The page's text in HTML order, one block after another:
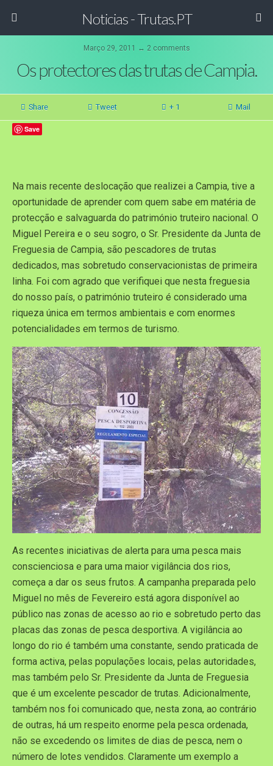
Noticias - Trutas.PT
Março 29, 2011 ↔ 2 comments
Os protectores das trutas de Campia.
Share Tweet + 1 Mail
Save
Na mais recente deslocação que realizei a Campia, tive a
oportunidade de aprender com quem sabe em matéria de
protecção e salvaguarda do património truteiro nacional. O
Miguel Pereira e o seu sogro, o Sr. Presidente da Junta de
Freguesia de Campia, são pescadores de trutas
dedicados, mas sobretudo conservacionistas de primeira
linha. Foi com agrado que verifiquei que nesta freguesia
do nosso país, o património truteiro é considerado uma
riqueza única em termos ambientais e com enormes
potencialidades em termos de turismo.
As recentes iniciativas de alerta para uma pesca mais
conscienciosa e para uma maior vigilância dos rios,
começa a dar os seus frutos. A campanha preparada pelo
Miguel no mês de Fevereiro está agora disponível ao
público nas zonas de acesso ao rio e sobretudo perto das
placas das zonas de pesca desportiva. A vigilância ao
longo do rio é também uma constante, sendo praticada de
forma activa, pelas populações locais, pelas autoridades,
mas também pelo Sr. Presidente da Junta de Freguesia
que é um excelente pescador de trutas. Adicionalmente,
também nos foi comunicado que, nesta zona, ao contrário
de outras, há um respeito enorme pela pesca ordenada,
não se excedendo os limites de dias de pesca, nem o
número de lotes vendidos. Claramente um exemplo a